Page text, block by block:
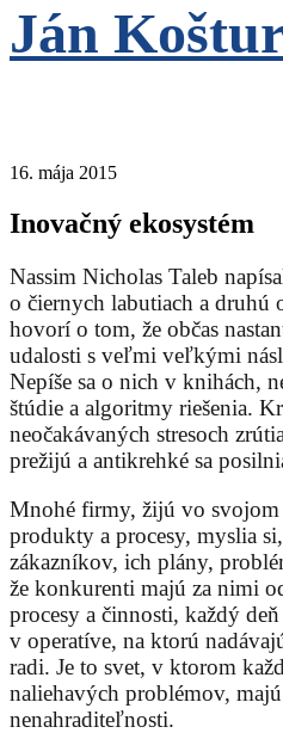
Ján
16. mája 2015
Inovačný ekosystém
Nassim Nicholas Taleb
o čiernych labutiach a druhú
hovorí o tom, že občas
udalosti s veľmi veľkými
Nepíše sa o nich v knihách,
štúdie a algoritmy riešenia.
neočakávaných stresoch
prežijú a antikrehké sa
Mnohé firmy, žijú vo svojom
produkty a procesy, myslia
zákazníkov, ich plány,
že konkurenti majú za nimi
procesy a činnosti, každý
v operatíve, na ktorú
radi. Je to svet, v ktorom
naliehavých problémov,
nenahraditeľnosti.